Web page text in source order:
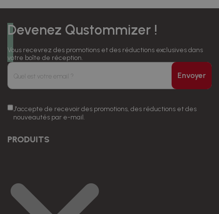
Devenez Qustommizer !
Vous recevrez des promotions et des réductions exclusives dans
votre boîte de réception.
Envoyer
J'accepte de recevoir des promotions, des réductions et des
nouveautés par e-mail.
PRODUITS